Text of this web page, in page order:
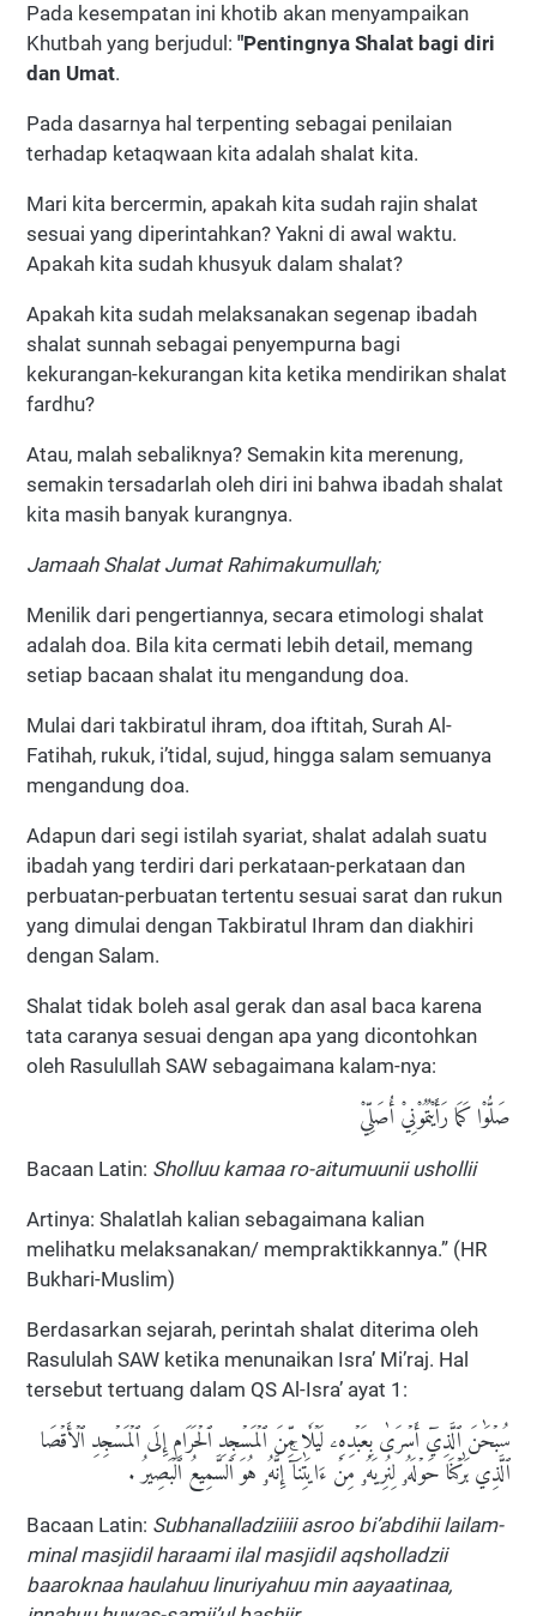
Pada kesempatan ini khotib akan menyampaikan
Khutbah yang berjudul: "Pentingnya Shalat bagi diri
dan Umat.
Pada dasarnya hal terpenting sebagai penilaian
terhadap ketaqwaan kita adalah shalat kita.
Mari kita bercermin, apakah kita sudah rajin shalat
sesuai yang diperintahkan? Yakni di awal waktu.
Apakah kita sudah khusyuk dalam shalat?
Apakah kita sudah melaksanakan segenap ibadah
shalat sunnah sebagai penyempurna bagi
kekurangan-kekurangan kita ketika mendirikan shalat
fardhu?
Atau, malah sebaliknya? Semakin kita merenung,
semakin tersadarlah oleh diri ini bahwa ibadah shalat
kita masih banyak kurangnya.
Jamaah Shalat Jumat Rahimakumullah;
Menilik dari pengertiannya, secara etimologi shalat
adalah doa. Bila kita cermati lebih detail, memang
setiap bacaan shalat itu mengandung doa.
Mulai dari takbiratul ihram, doa iftitah, Surah Al-
Fatihah, rukuk, i’tidal, sujud, hingga salam semuanya
mengandung doa.
Adapun dari segi istilah syariat, shalat adalah suatu
ibadah yang terdiri dari perkataan-perkataan dan
perbuatan-perbuatan tertentu sesuai sarat dan rukun
yang dimulai dengan Takbiratul Ihram dan diakhiri
dengan Salam.
Shalat tidak boleh asal gerak dan asal baca karena
tata caranya sesuai dengan apa yang dicontohkan
oleh Rasulullah SAW sebagaimana kalam-nya:
صَلُّوْا كَمَا رَأَيْتُمُوْنِيْ أُصَلِّيْ
Bacaan Latin: Sholluu kamaa ro-aitumuunii ushollii
Artinya: Shalatlah kalian sebagaimana kalian
melihatku melaksanakan/ mempraktikkannya.” (HR
Bukhari-Muslim)
Berdasarkan sejarah, perintah shalat diterima oleh
Rasululah SAW ketika menunaikan Isra’ Mi’raj. Hal
tersebut tertuang dalam QS Al-Isra’ ayat 1:
سُبۡحَٰنَ ٱلَّذِيٓ أَسۡرَىٰ بِعَبۡدِهِۦ لَيۡلٗا مِّنَ ٱلۡمَسۡجِدِ ٱلۡحَرَامِ إِلَى ٱلۡمَسۡجِدِ ٱلۡأَقۡصَا
ٱلَّذِي بَٰرَكۡنَا حَوۡلَهُۥ لِنُرِيَهُۥ مِنۡ ءَايَٰتِنَآۚ إِنَّهُۥ هُوَ ٱلسَّمِيعُ ٱلۡبَصِيرُ .
Bacaan Latin: Subhanalladziiiii asroo bi’abdihii lailam-
minal masjidil haraami ilal masjidil aqsholladzii
baaroknaa haulahuu linuriyahuu min aayaatinaa,